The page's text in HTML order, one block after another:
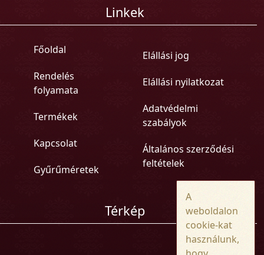
Linkek
Főoldal
Rendelés
folyamata
Termékek
Kapcsolat
Gyűrűméretek
Elállási jog
Elállási nyilatkozat
Adatvédelmi
szabályok
Általános szerződési
feltételek
Térkép
A
weboldalon
cookie-kat
használunk,